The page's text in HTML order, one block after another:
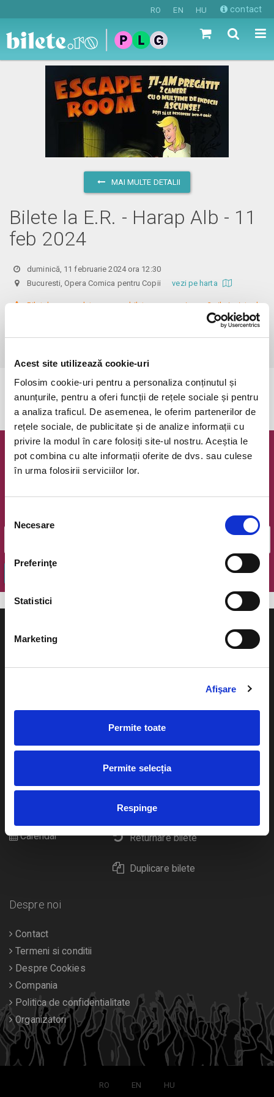
Acest site utilizează cookie-uri
Folosim cookie-uri pentru a personaliza conținutul și
anunțurile, pentru a oferi funcții de rețele sociale și pentru
a analiza traficul. De asemenea, le oferim partenerilor de
rețele sociale, de publicitate și de analize informații cu
privire la modul în care folosiți site-ul nostru. Aceștia le
pot combina cu alte informații oferite de dvs. sau culese
în urma folosirii serviciilor lor.
consimțământului
Necesare
Preferinţe
Statistici
Marketing
Afişare
Permite toate
Permite selecția
Respinge
RO EN HU contact
MAI MULTE DETALII
Bilete la E.R. - Harap Alb - 11
feb 2024
duminică, 11 februarie 2024 ora 12:30
Bucuresti, Opera Comica pentru Copiivezi pe harta
Biletele comandate pe www.bilete.ro cu maximum 3 zile inainte de
spectacol, se vor achita/ridica cu o zi inaintea spectacolului pana in
Evenimentul a expirat.
Newsletter @ Bilete.ro
evenimente.
Plata online sau cash
eBilet printat acasa
Livrare prin curier
Returnare bilete
Duplicare bilete
Teatru
festivaluri
Cultura
Calendar
Despre noi
Contact
Termeni si conditii
Despre Cookies
Compania
Politica de confidentialitate
Organizatori
RO EN HU